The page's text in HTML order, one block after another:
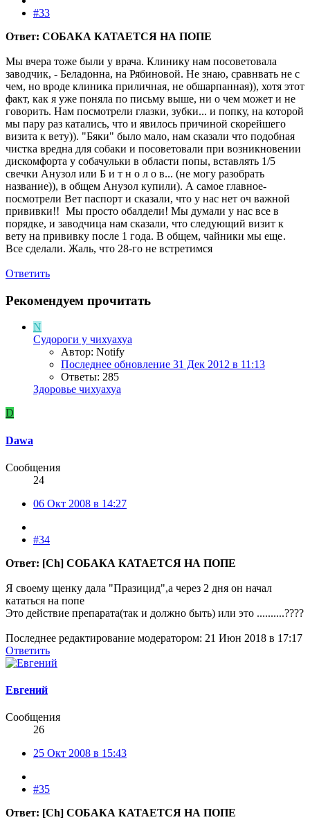
#33
Ответ: СОБАКА КАТАЕТСЯ НА ПОПЕ
Мы вчера тоже были у врача. Клинику нам посоветовала
заводчик, - Беладонна, на Рябиновой. Не знаю, сравнвать не с
чем, но вроде клиника приличная, не обшарпанная)), хотя этот
факт, как я уже поняла по письму выше, ни о чем может и не
говорить. Нам посмотрели глазки, зубки... и попку, на которой
мы пару раз катались, что и явилось причиной скорейшего
визита к вету)). "Бяки" было мало, нам сказали что подобная
чистка вредна для собаки и посоветовали при возникновении
дискомфорта у собачульки в области попы, вставлять 1/5
свечки Анузол или Б и т н о л о в... (не могу разобрать
название)), в общем Анузол купили). А самое главное-
посмотрели Вет паспорт и сказали, что у нас нет оч важной
прививки!! Мы просто обалдели! Мы думали у нас все в
порядке, и заводчица нам сказали, что следующий визит к
вету на прививку после 1 года. В общем, чайники мы еще.
Все сделали. Жаль, что 28-го не встретимся
Ответить
Рекомендуем прочитать
N
Судороги у чихуахуа
Автор: Notify
Последнее обновление 31 Дек 2012 в 11:13
Ответы: 285
Здоровье чихуахуа
D
Dawa
Сообщения
24
06 Окт 2008 в 14:27
#34
Ответ: [Ch] СОБАКА КАТАЕТСЯ НА ПОПЕ
Я своему щенку дала "Празицид",а через 2 дня он начал
кататься на попе
Это действие препарата(так и должно быть) или это ..........????
Последнее редактирование модератором: 21 Июн 2018 в 17:17
Ответить
Евгений
Сообщения
26
25 Окт 2008 в 15:43
#35
Ответ: [Ch] СОБАКА КАТАЕТСЯ НА ПОПЕ